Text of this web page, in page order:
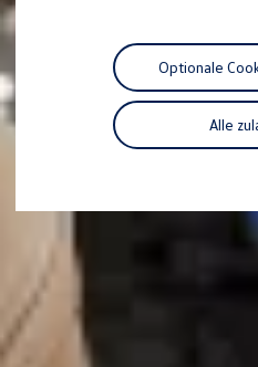
Motorenöl und
Räder und
Pannen- und
Economy
Volkswagen
Zubehör
Entertainment
Individualisieren
Wallbox und
Handy und
Updates für
Alle
Optionale